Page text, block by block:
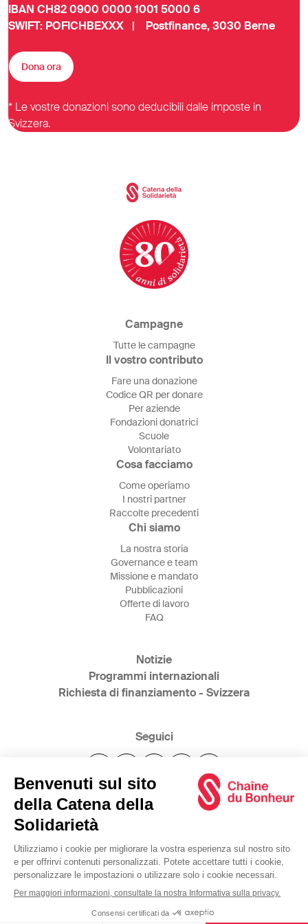
IBAN CH82 0900 0000 1001 5000 6
SWIFT: POFICHBEXXX | Postfinance, 3030 Berne
Dona ora
* Le vostre donazioni sono deducibili dalle imposte in
Svizzera.
Campagne
Tutte le campagne
Il vostro contributo
Fare una donazione
Codice QR per donare
Per aziende
Fondazioni donatrici
Scuole
Volontariato
Cosa facciamo
Come operiamo
I nostri partner
Raccolte precedenti
Chi siamo
La nostra storia
Governance e team
Missione e mandato
Pubblicazioni
Offerte di lavoro
FAQ
Notizie
Programmi internazionali
Richiesta di finanziamento - Svizzera
Seguici
@2025 Catena della Solidarietà
www.glueckskette.ch
Condizioni generali d'uso